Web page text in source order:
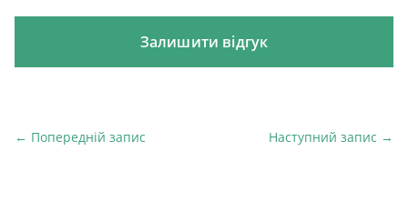
← Попередній запис
Наступний запис →